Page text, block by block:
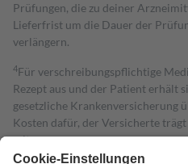
Prüfungen, die zu deiner
Lieferfrist um die Dauer der
verlängern.
4Für verschreibungspflichtige
Rezept aus und der Patient erhält
gesetzliche Krankenversicherung
Kosten dafür, der Versicherte
mit.
Grundsätzlich leisten Mitglieder